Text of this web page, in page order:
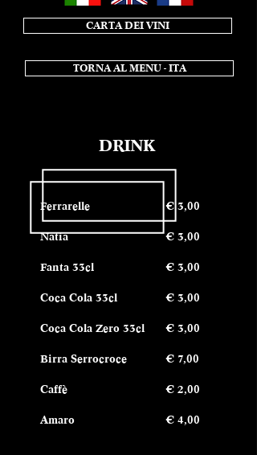
CARTA DEI VINI
TORNA AL MENU - ITA
DRINK
Ferrarelle
Natia
Fanta 33cl
Coca Cola 33cl
Coca Cola Zero 33cl
Birra Serrocroce
Caffè
Amaro
€ 3,00
€ 3,00
€ 3,00
€ 3,00
€ 3,00
€ 7,00
€ 2,00
€ 4,00